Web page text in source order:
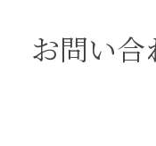
お問い合